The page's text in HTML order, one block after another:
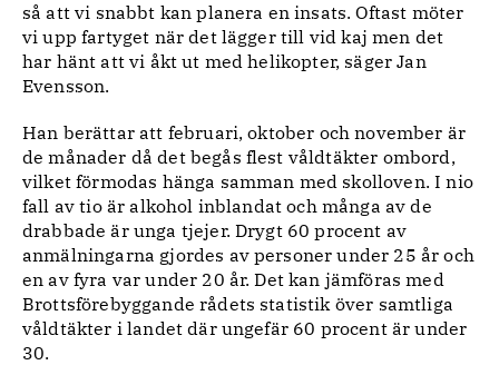
så att vi snabbt kan planera en insats. Oftast möter
vi upp fartyget när det lägger till vid kaj men det
har hänt att vi åkt ut med helikopter, säger Jan
Evensson.
Han berättar att februari, oktober och november är
de månader då det begås flest våldtäkter ombord,
vilket förmodas hänga samman med skolloven. I nio
fall av tio är alkohol inblandat och många av de
drabbade är unga tjejer. Drygt 60 procent av
anmälningarna gjordes av personer under 25 år och
en av fyra var under 20 år. Det kan jämföras med
Brottsförebyggande rådets statistik över samtliga
våldtäkter i landet där ungefär 60 procent är under
30.